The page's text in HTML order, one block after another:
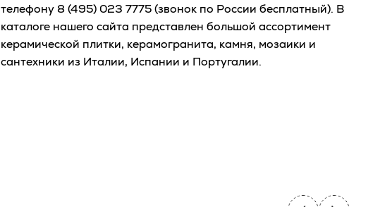
телефону 8 (495) 023 7775(звонок по России бесплатный). В
каталоге нашего сайта представлен большой ассортимент
керамической плитки, керамогранита, камня, мозаики и
сантехники из Италии, Испании и Португалии.